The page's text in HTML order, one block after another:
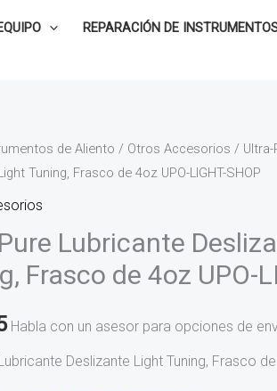
REPARACIÓN DE
de Aliento / Otros Accesorios / Ultra-
Tuning, Frasco de 4oz UPO-LIGHT-SHOP
Lubricante
Frasco de 4oz UPO-
Habla con un asesor para opciones de
Deslizante Light Tuning, Frasco